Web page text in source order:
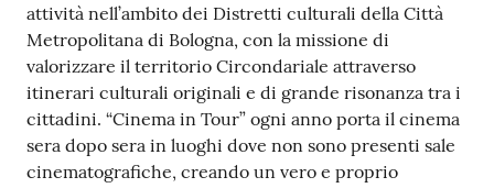
attività nell’ambito dei Distretti culturali della Città
Metropolitana di Bologna, con la missione di
valorizzare il territorio Circondariale attraverso
itinerari culturali originali e di grande risonanza tra i
cittadini. “Cinema in Tour” ogni anno porta il cinema
sera dopo sera in luoghi dove non sono presenti sale
cinematografiche, creando un vero e proprio